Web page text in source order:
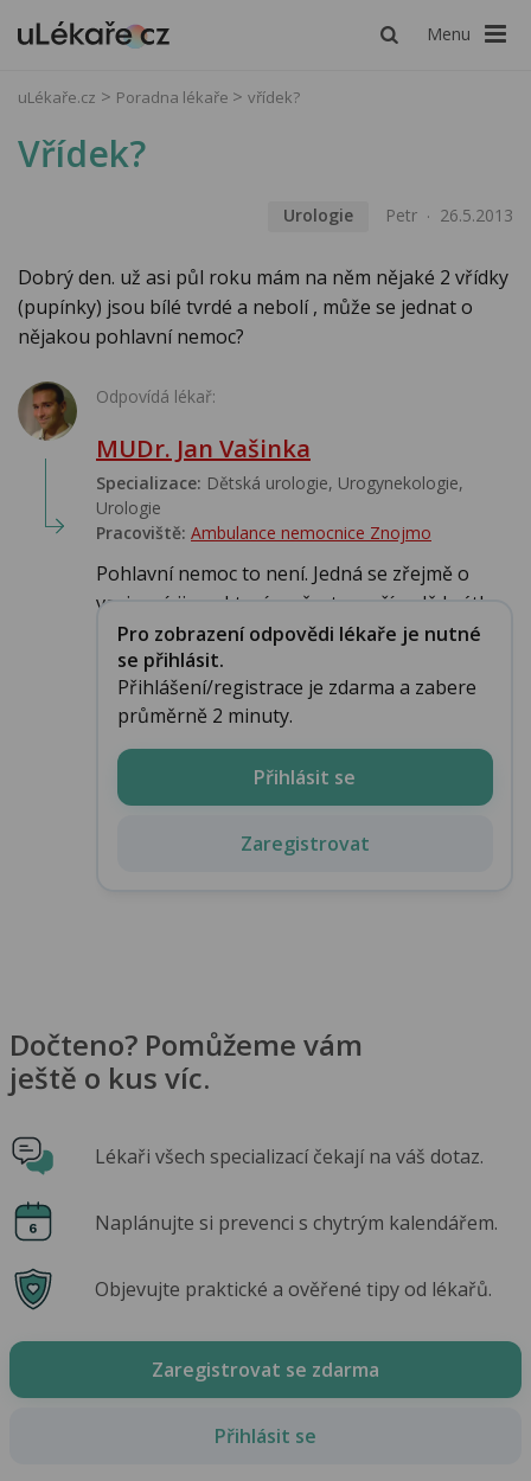
Menu
uLékaře.cz Poradna lékaře vřídek?
Vřídek?
Urologie Petr 26.5.2013
Dobrý den. už asi půl roku mám na něm nějaké 2 vřídky
(pupínky) jsou bílé tvrdé a nebolí , může se jednat o
nějakou pohlavní nemoc?
Odpovídá lékař:
MUDr. Jan Vašinka
Specializace: Dětská urologie, Urogynekologie,
Urologie‎
Pracoviště: Ambulance nemocnice Znojmo
Pohlavní nemoc to není. Jedná se zřejmě o
vazivové jizvy, které se často v případě krátk...
Pro zobrazení odpovědi lékaře je nutné
se přihlásit.
Přihlášení/registrace je zdarma a zabere
průměrně 2 minuty.
Přihlásit se
Zaregistrovat
Dočteno? Pomůžeme vám
ještě o kus víc.
Lékaři všech specializací čekají na váš dotaz.
Naplánujte si prevenci s chytrým kalendářem.
Objevujte praktické a ověřené tipy od lékařů.
Zaregistrovat se zdarma
Přihlásit se